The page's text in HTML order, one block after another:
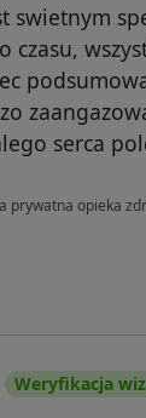
swietnym
czasu,
serca
prywatna opieka
Weryfikacja